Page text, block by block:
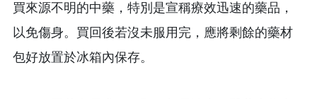
買來源不明的中藥，特別是宣稱療效迅速的藥品，
以免傷身。買回後若沒未服用完，應將剩餘的藥材
包好放置於冰箱內保存。